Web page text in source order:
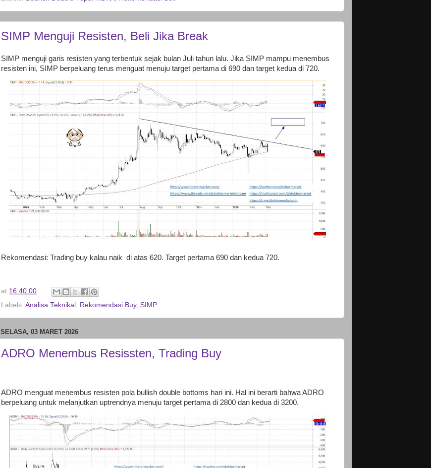
SIMP Menguji Resisten, Beli Jika Break
SIMP menguji garis resisten yang terbentuk sejak bulan Juli tahun lalu. Jika SIMP mampu menembus
resisten ini, SIMP berpeluang terus menguat menuju target pertama di 690 dan target kedua di 720.
Rekomendasi: Trading buy kalau naik di atas 620. Target pertama 690 dan kedua 720.
at 16.40.00
Labels: Analisa Teknikal Rekomendasi Buy, SIMP
SELASA, 03 MARET 2026
ADRO Menembus Resissten, Trading Buy
ADRO menguat menembus resisten pola bullish double bottoms hari ini. Hal ini berarti bahwa ADRO
berpeluang untuk melanjutkan uptrendnya menuju target pertama di 2800 dan kedua di 3200.